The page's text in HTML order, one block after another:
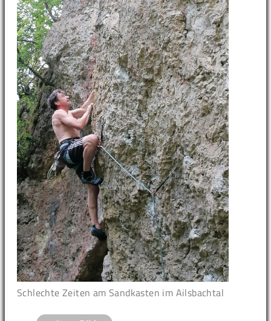
Schlechte Zeiten am Sandkasten im Ailsbachtal